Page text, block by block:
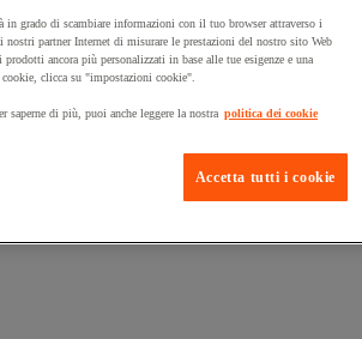
Expert
Prodotti in pronta consegna
grado di scambiare informazioni con il tuo browser attraverso i
partner Internet di misurare le prestazioni del nostro sito Web
ancora più personalizzati in base alle tue esigenze e una
clicca su "impostazioni cookie".
di più, puoi anche leggere la nostra politica dei cookie
Accetta tutti i cookie